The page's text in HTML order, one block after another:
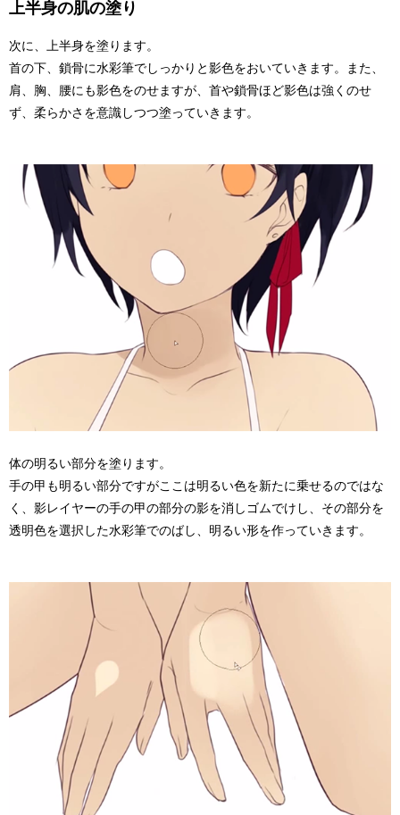
上半身の肌の塗り
次に、上半身を塗ります。
首の下、鎖骨に水彩筆でしっかりと影色をおいていきます。また、
肩、胸、腰にも影色をのせますが、首や鎖骨ほど影色は強くのせ
ず、柔らかさを意識しつつ塗っていきます。
体の明るい部分を塗ります。
手の甲も明るい部分ですがここは明るい色を新たに乗せるのではな
く、影レイヤーの手の甲の部分の影を消しゴムでけし、その部分を
透明色を選択した水彩筆でのばし、明るい形を作っていきます。